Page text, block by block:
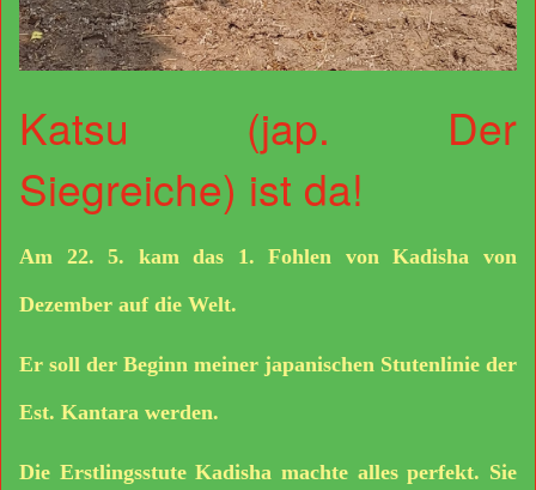
Katsu (jap. Der
Siegreiche) ist da!
Am 22. 5. kam das 1. Fohlen von Kadisha von
Dezember auf die Welt.
Er soll der Beginn meiner japanischen Stutenlinie der
Est. Kantara werden.
Die Erstlingsstute Kadisha machte alles perfekt. Sie